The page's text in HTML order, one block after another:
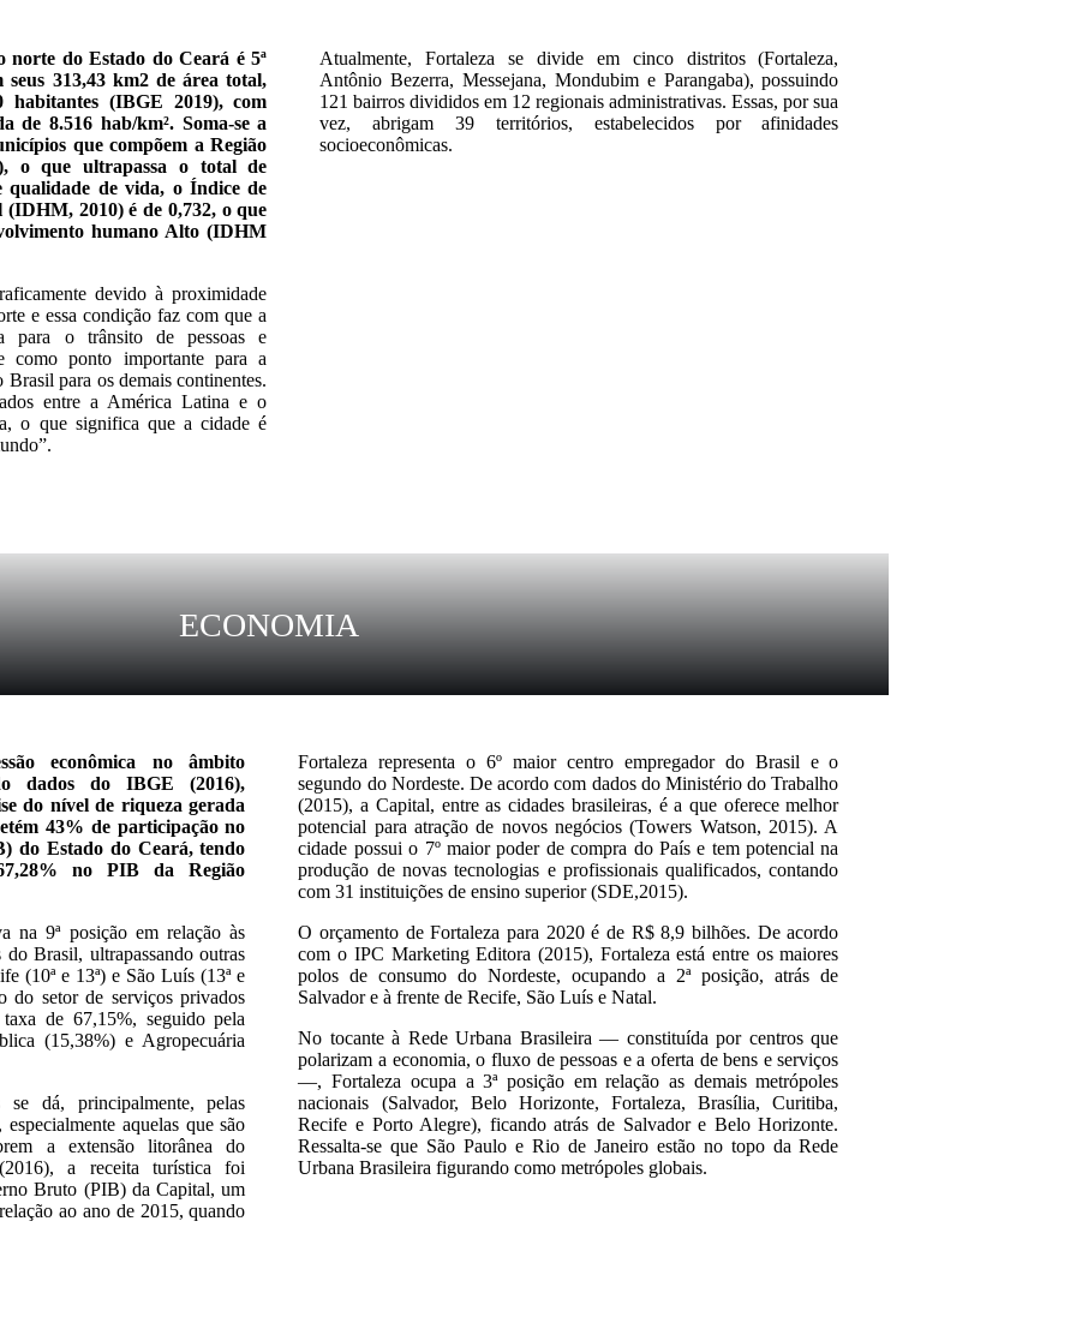
norte do Estado do Ceará é 5ª
313,43 km2 de área total,
habitantes (IBGE 2019), com
de 8.516 hab/km². Soma-se a
que compõem a Região
o que ultrapassa o total de
qualidade de vida, o Índice de
2010) é de 0,732, o que
humano Alto (IDHM
devido à proximidade
e essa condição faz com que a
para o trânsito de pessoas e
como ponto importante para a
para os demais continentes.
entre a América Latina e o
o que significa que a cidade é
Atualmente, Fortaleza se divide em cinco distritos (Fortaleza,
Antônio Bezerra, Messejana, Mondubim e Parangaba), possuindo
121 bairros divididos em 12 regionais administrativas. Essas, por sua
vez, abrigam 39 territórios, estabelecidos por afinidades
socioeconômicas.
ECONOMIA
econômica no âmbito
dados do IBGE (2016),
do nível de riqueza gerada
43% de participação no
do Estado do Ceará, tendo
no PIB da Região
na 9ª posição em relação às
do Brasil, ultrapassando outras
(10ª e 13ª) e São Luís (13ª e
do setor de serviços privados
de 67,15%, seguido pela
(15,38%) e Agropecuária
dá, principalmente, pelas
aquelas que são
a extensão litorânea do
a receita turística foi
Bruto (PIB) da Capital, um
ao ano de 2015, quando
Fortaleza representa o 6º maior centro empregador do Brasil e o
segundo do Nordeste. De acordo com dados do Ministério do Trabalho
(2015), a Capital, entre as cidades brasileiras, é a que oferece melhor
potencial para atração de novos negócios (Towers Watson, 2015). A
cidade possui o 7º maior poder de compra do País e tem potencial na
produção de novas tecnologias e profissionais qualificados, contando
com 31 instituições de ensino superior (SDE,2015).
O orçamento de Fortaleza para 2020 é de R$ 8,9 bilhões. De acordo
com o IPC Marketing Editora (2015), Fortaleza está entre os maiores
polos de consumo do Nordeste, ocupando a 2ª posição, atrás de
Salvador e à frente de Recife, São Luís e Natal.
No tocante à Rede Urbana Brasileira — constituída por centros que
polarizam a economia, o fluxo de pessoas e a oferta de bens e serviços
—, Fortaleza ocupa a 3ª posição em relação as demais metrópoles
nacionais (Salvador, Belo Horizonte, Fortaleza, Brasília, Curitiba,
Recife e Porto Alegre), ficando atrás de Salvador e Belo Horizonte.
Ressalta-se que São Paulo e Rio de Janeiro estão no topo da Rede
Urbana Brasileira figurando como metrópoles globais.